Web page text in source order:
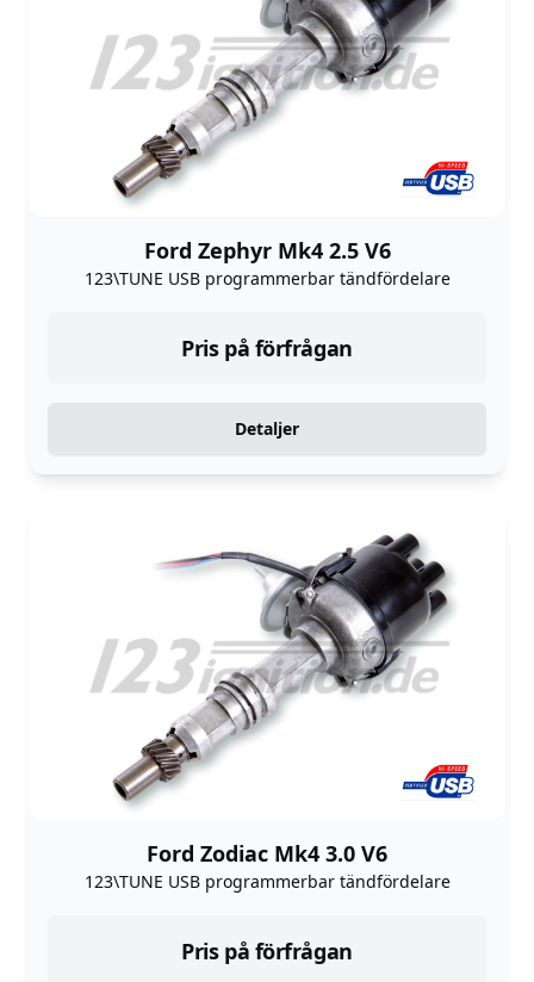
Ford Zephyr Mk4 2.5 V6
123\TUNE USB programmerbar tändfördelare
Pris på förfrågan
Detaljer
Ford Zodiac Mk4 3.0 V6
123\TUNE USB programmerbar tändfördelare
Pris på förfrågan